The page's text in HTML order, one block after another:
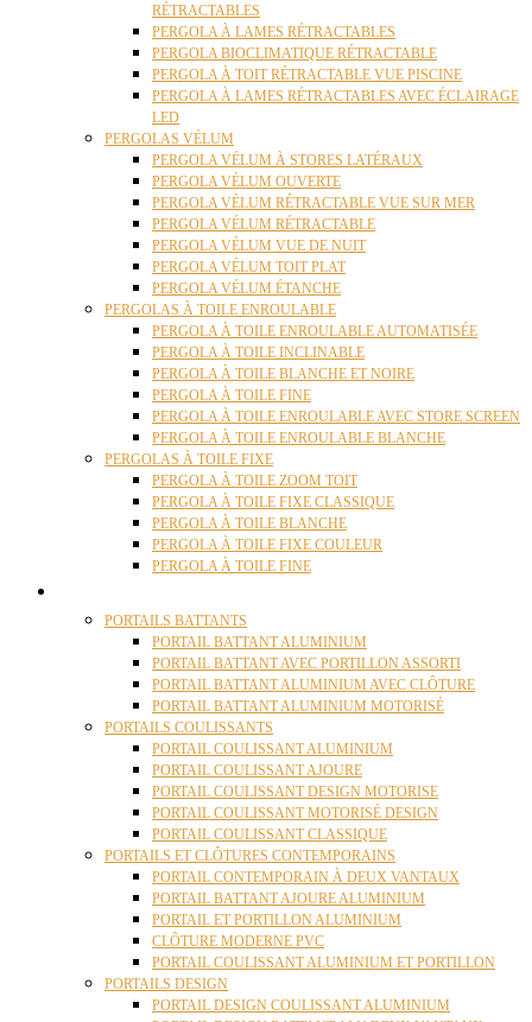
RÉTRACTABLES
PERGOLA À LAMES RÉTRACTABLES
PERGOLA BIOCLIMATIQUE RÉTRACTABLE
PERGOLA À TOIT RÉTRACTABLE VUE PISCINE
PERGOLA À LAMES RÉTRACTABLES AVEC ÉCLAIRAGE
LED
PERGOLAS VÉLUM
PERGOLA VÉLUM À STORES LATÉRAUX
PERGOLA VÉLUM OUVERTE
PERGOLA VÉLUM RÉTRACTABLE VUE SUR MER
PERGOLA VÉLUM RÉTRACTABLE
PERGOLA VÉLUM VUE DE NUIT
PERGOLA VÉLUM TOIT PLAT
PERGOLA VÉLUM ÉTANCHE
PERGOLAS À TOILE ENROULABLE
PERGOLA À TOILE ENROULABLE AUTOMATISÉE
PERGOLA À TOILE INCLINABLE
PERGOLA À TOILE BLANCHE ET NOIRE
PERGOLA À TOILE FINE
PERGOLA À TOILE ENROULABLE AVEC STORE SCREEN
PERGOLA À TOILE ENROULABLE BLANCHE
PERGOLAS À TOILE FIXE
PERGOLA À TOILE ZOOM TOIT
PERGOLA À TOILE FIXE CLASSIQUE
PERGOLA À TOILE BLANCHE
PERGOLA À TOILE FIXE COULEUR
PERGOLA À TOILE FINE
PORTAILS BATTANTS
PORTAIL BATTANT ALUMINIUM
PORTAIL BATTANT AVEC PORTILLON ASSORTI
PORTAIL BATTANT ALUMINIUM AVEC CLÔTURE
PORTAIL BATTANT ALUMINIUM MOTORISÉ
PORTAILS COULISSANTS
PORTAIL COULISSANT ALUMINIUM
PORTAIL COULISSANT AJOURE
PORTAIL COULISSANT DESIGN MOTORISE
PORTAIL COULISSANT MOTORISÉ DESIGN
PORTAIL COULISSANT CLASSIQUE
PORTAILS ET CLÔTURES CONTEMPORAINS
PORTAIL CONTEMPORAIN À DEUX VANTAUX
PORTAIL BATTANT AJOURE ALUMINIUM
PORTAIL ET PORTILLON ALUMINIUM
CLÔTURE MODERNE PVC
PORTAIL COULISSANT ALUMINIUM ET PORTILLON
PORTAILS DESIGN
PORTAIL DESIGN COULISSANT ALUMINIUM